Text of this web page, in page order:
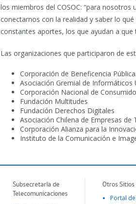
los miembros del COSOC: “para
conectarnos con la realidad y saber lo
constantes aportes, los que ayudan a
Las organizaciones que participaron de
Corporación de Beneficencia
Asociación Gremial de Informáticos
Corporación Nacional de
Fundación Multitudes
Fundación Derechos Digitales
Asociación Chilena de Empresas
Corporación Alianza para la
Instituto de la Comunicación e
Subsecretaría de
Telecomunicaciones
Otros
Portal